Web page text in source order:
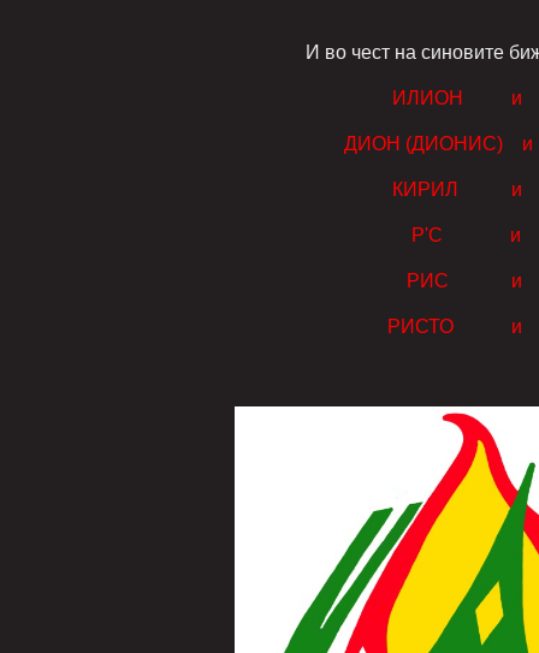
И во чест на синовите бижји,
ИЛИОН и
ДИОН (ДИОНИС) и
КИРИЛ и
Р'С и
РИС и
РИСТО и